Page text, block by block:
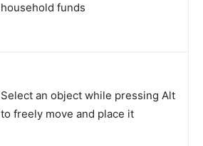
household funds
Select an object while pressing Alt
to freely move and place it